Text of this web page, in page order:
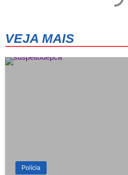
VEJA MAIS
Polícia